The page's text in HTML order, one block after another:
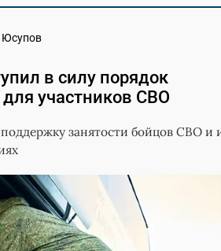
в силу порядок
участников СВО
занятости бойцов СВО и